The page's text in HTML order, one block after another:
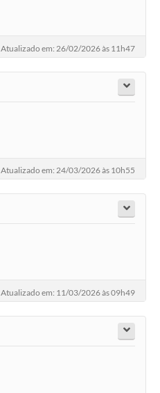
Atualizado em: 26/02/2026 às 11h47
Atualizado em: 24/03/2026 às 10h55
Atualizado em: 11/03/2026 às 09h49